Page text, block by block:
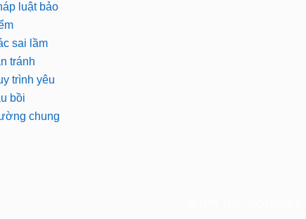
luật bảo
sai lầm
tránh
trình yêu
bồi
chung